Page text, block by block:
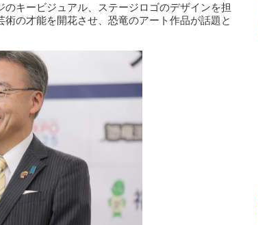
キービジュアル、ステージロゴのデザインを担
の才能を開花させ、恐竜のアート作品が話題と